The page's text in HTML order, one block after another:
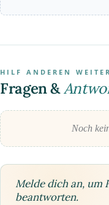
HILF ANDEREN WEITER
Fragen &
Noch
Melde dich an, um
beantworten.